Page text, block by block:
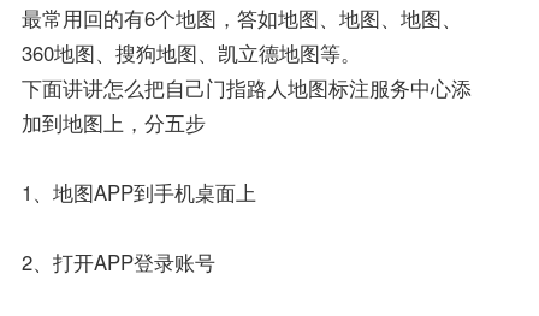
最常用回的有6个地图，答如地图、地图、地图、
360地图、搜狗地图、凯立德地图等。
下面讲讲怎么把自己门指路人地图标注服务中心添
加到地图上，分五步
1、地图APP到手机桌面上
2、打开APP登录账号